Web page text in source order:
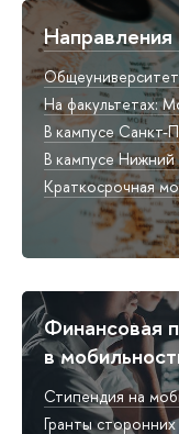
На факультетах:
В кампусе Санкт-
В кампусе
Краткосрочная
Финансовая
в
Стипендия на
Гранты сторонних